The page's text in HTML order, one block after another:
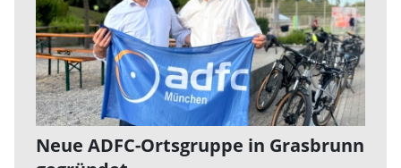
Neue ADFC-Ortsgruppe in Grasbrunn